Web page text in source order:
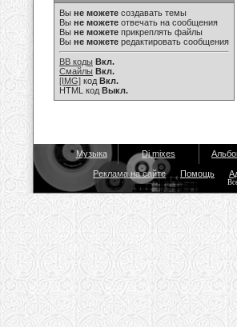
Вы не можете создавать темы
Вы не можете отвечать на сообщения
Вы не можете прикреплять файлы
Вы не можете редактировать сообщения
BB коды Вкл.
Смайлы Вкл.
[IMG] код Вкл.
HTML код Выкл.
Музыка Dj mixes
Реклама на сайте Помощь